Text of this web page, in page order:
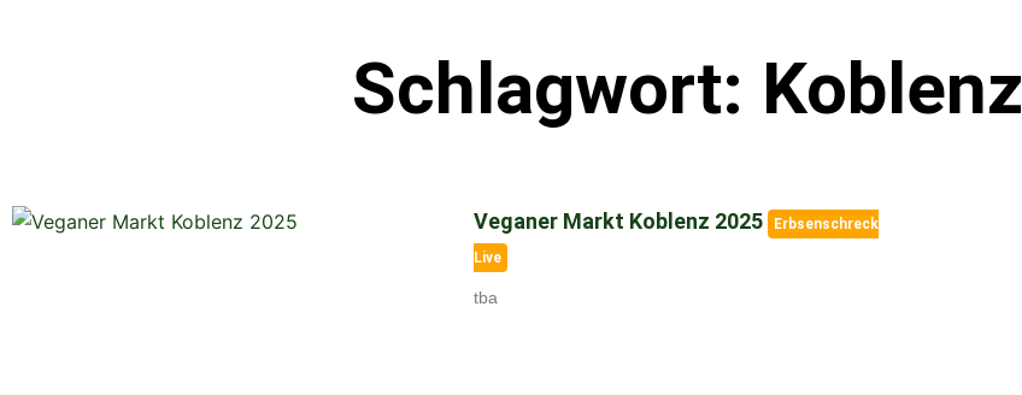
Schlagwort: Koblenz
Veganer Markt Koblenz 2025 Erbsenschreck
Live
tba